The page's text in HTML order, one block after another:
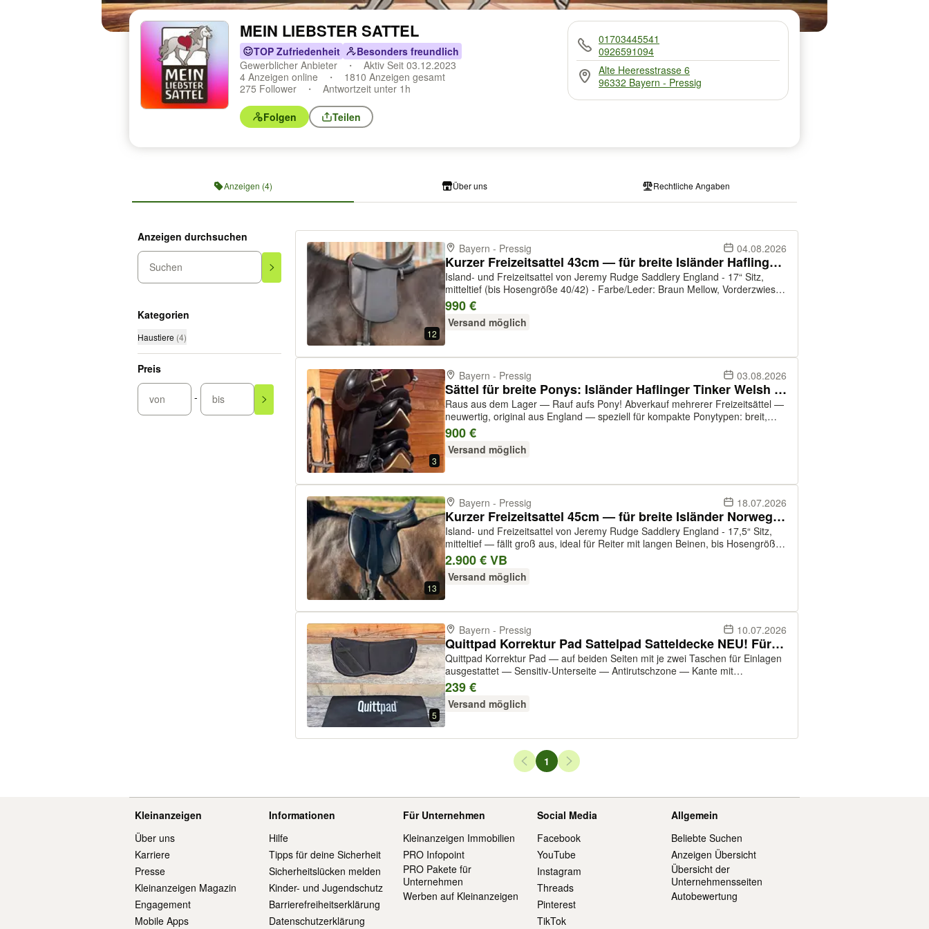
MEIN LIEBSTER SATTEL
TOP Zufriedenheit
Besonders freundlich
Gewerblicher Anbieter
Aktiv Seit 03.12.2023
4 Anzeigen online
1810 Anzeigen gesamt
275 Follower
Antwortzeit unter 1h
Folgen Teilen
01703445541
0926591094
Alte Heeresstrasse 6
96332 Bayern - Pressig
Anzeigen (4) Über uns Rechtliche Angaben
Anzeigen durchsuchen
Suchen
Kategorien
Haustiere (4)
Preis
von - bis
12
Bayern - Pressig 04.08.2026
Kurzer Freizeitsattel 43cm — für breite Isländer Haflinger Tinker Fjord Welsh Cob Konik Norweger Noriker Reitpony Islandpferd, Islandsattel Töltsattel Isländersattel VS Dressursattel Ponysattel 17“ XW
Island- und Freizeitsattel von Jeremy Rudge Saddlery England - 17“ Sitz,
mitteltief (bis Hosengröße 40/42) - Farbe/Leder: Braun Mellow, Vorderzwiesel
Nubuk, Echtleder - breit taillierter Holz/Stahlfederbaum mit extraweiter
Kammer: passt auf kräfti...
990 €
Versand möglich
3
Bayern - Pressig 03.08.2026
Sättel für breite Ponys: Isländer Haflinger Tinker Welsh Cob Fjord Konik Norweger Noriker Fellpony Islandpferd Freizeitpferd Reitpony Wallach Stute Reitbeteiligung kurzer Islandsattel VS 17, 17,5, 18"
Raus aus dem Lager — Rauf aufs Pony! Abverkauf mehrerer Freizeitsättel —
neuwertig, original aus England — speziell für kompakte Ponytypen: breit,
rund, wenig Widerrist Preise: ab 900€ Probeversand . Rechnung vom Händler
PayPal Ratenzahlung ✏️ Int...
900 €
Versand möglich
13
Bayern - Pressig 18.07.2026
Kurzer Freizeitsattel 45cm — für breite Isländer Norweger Tinker Welsh Cob Kaltblut Haflinger Noriker Friese Konik Islandpferd Freizeitpferd VS Wanderreitsattel Islandsattel Dressursattel 17,5“ 18“ XW
Island- und Freizeitsattel von Jeremy Rudge Saddlery England - 17,5“ Sitz,
mitteltief — fällt groß aus, ideal für Reiter mit langen Beinen, bis Hosengröße
42/44 - Farbe/Leder: Schwarz doubliert - Breit taillierter Holz/Stahlfederbaum
mit extra-ext...
2.900 € VB
Versand möglich
5
Bayern - Pressig 10.07.2026
Quittpad Korrektur Pad Sattelpad Satteldecke NEU! Für Islandsattel Dressursattel VS Vielseitigkeitssattel Freizeitsattel Wanderreitsattel Gangpferdesattel Töltsattel baumloser Sattel Reitpad 17" 17,5"
Quittpad Korrektur Pad — auf beiden Seiten mit je zwei Taschen für Einlagen
ausgestattet — Sensitiv-Unterseite — Antirutschzone — Kante mit
kuscheligem Sensitiv unterpolstert, zum Schutz gegen Haarbruch und
Scheuerstellen Maße siehe Fotos Zustand:...
239 €
Versand möglich
Seiten-Navigation
Seite
1
Kleinanzeigen
Über uns
Karriere
Presse
Kleinanzeigen Magazin
Engagement
Mobile Apps
Informationen
Hilfe
Tipps für deine Sicherheit
Sicherheitslücken melden
Kinder- und Jugendschutz
Barrierefreiheitserklärung
Datenschutzerklärung
Für Unternehmen
Kleinanzeigen Immobilien
PRO Infopoint
PRO Pakete für
Unternehmen
Werben auf Kleinanzeigen
Social Media
Facebook
YouTube
Instagram
Threads
Pinterest
TikTok
Allgemein
Beliebte Suchen
Anzeigen Übersicht
Übersicht der
Unternehmensseiten
Autobewertung